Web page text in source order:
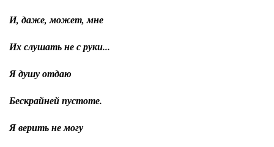
И, даже, может, мне
Их слушать не с руки...
Я душу отдаю
Бескрайней пустоте.
Я верить не могу